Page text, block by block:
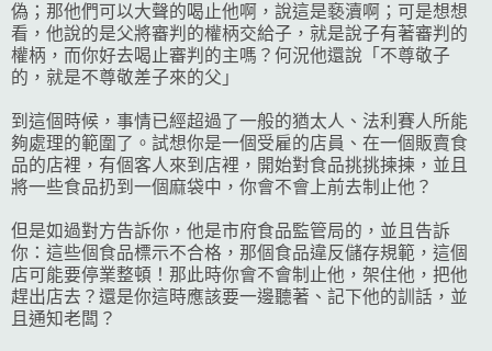
偽；那他們可以大聲的喝止他啊，說這是褻瀆啊；可是想想
看，他說的是父將審判的權柄交給子，就是說子有著審判的
權柄，而你好去喝止審判的主嗎？何況他還說「不尊敬子
的，就是不尊敬差子來的父」
到這個時候，事情已經超過了一般的猶太人、法利賽人所能
夠處理的範圍了。試想你是一個受雇的店員、在一個販賣食
品的店裡，有個客人來到店裡，開始對食品挑挑揀揀，並且
將一些食品扔到一個麻袋中，你會不會上前去制止他？
但是如過對方告訴你，他是市府食品監管局的，並且告訴
你：這些個食品標示不合格，那個食品違反儲存規範，這個
店可能要停業整頓！那此時你會不會制止他，架住他，把他
趕出店去？還是你這時應該要一邊聽著、記下他的訓話，並
且通知老闆？